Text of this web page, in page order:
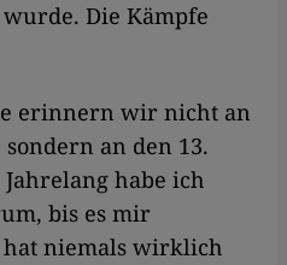
Die Kämpfe
erinnern wir nicht an
sondern an den 13.
habe ich
bis es mir
niemals wirklich